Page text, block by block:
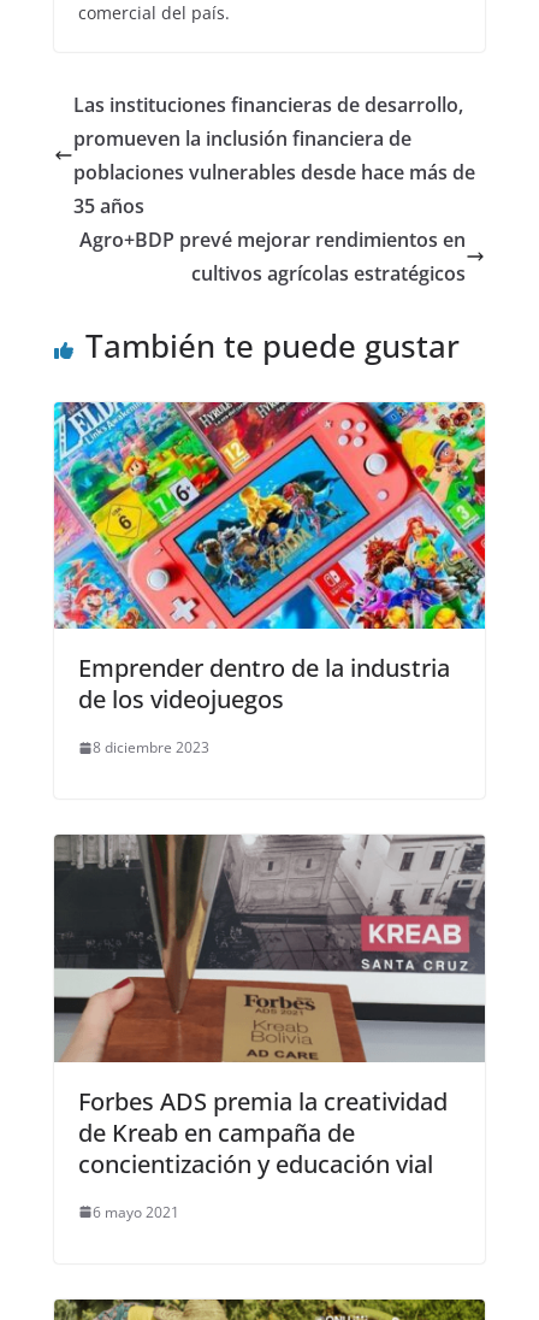
comercial del país.
Las instituciones financieras de desarrollo,
promueven la inclusión financiera de
poblaciones vulnerables desde hace más de
35 años
Agro+BDP prevé mejorar rendimientos en
cultivos agrícolas estratégicos
También te puede gustar
Emprender dentro de la industria
de los videojuegos
8 diciembre 2023
Forbes ADS premia la creatividad
de Kreab en campaña de
concientización y educación vial
6 mayo 2021